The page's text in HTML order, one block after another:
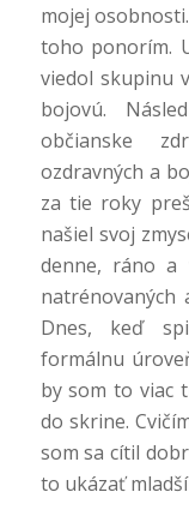
mojej
toho ponorím.
viedol skupinu
bojovú.
občianske
ozdravných a
za tie roky
našiel svoj
denne, ráno
natrénovaných
Dnes, keď
formálnu
by som to viac
do skrine.
som sa cítil
to ukázať